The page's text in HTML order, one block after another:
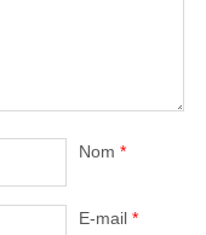
Nom *
E-mail *